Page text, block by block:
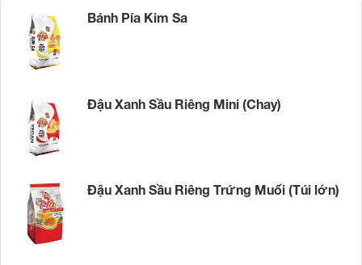
Bánh Pía Kim Sa
Đậu Xanh Sầu Riêng Mini (Chay)
Đậu Xanh Sầu Riêng Trứng Muối (Túi lớn)